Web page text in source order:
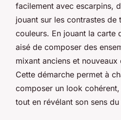
facilement avec escarpins,
jouant sur les contrastes de
couleurs. En jouant la carte
aisé de composer des
mixant anciens et
Cette démarche permet à
composer un look cohérent,
tout en révélant son sens